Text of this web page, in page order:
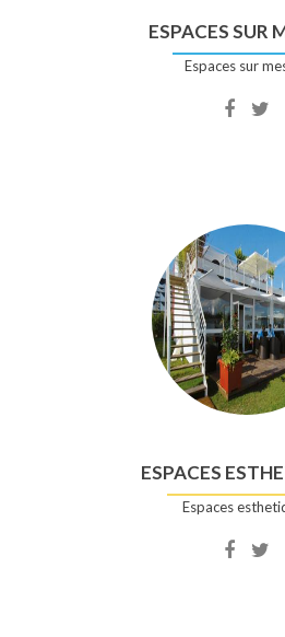
ESPACES SUR
Espaces sur
ESPACES
Espaces